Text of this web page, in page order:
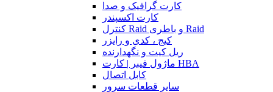
کارت گرافیک و صدا
کارت اکسپندر
کنترل Raid و باطری Raid
کیج ، کدی و رایزر
ریل کیت و نگهدارنده
ماژول فیبر | کارت HBA
کابل اتصال
سایر قطعات سرور